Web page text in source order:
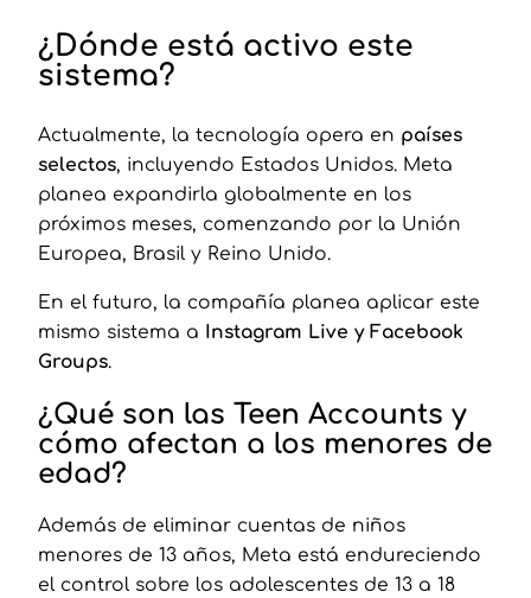
¿Dónde está activo este
sistema?
Actualmente, la tecnología opera en países
selectos, incluyendo Estados Unidos. Meta
planea expandirla globalmente en los
próximos meses, comenzando por la Unión
Europea, Brasil y Reino Unido.
En el futuro, la compañía planea aplicar este
mismo sistema a Instagram Live y Facebook
Groups.
¿Qué son las Teen Accounts y
cómo afectan a los menores de
edad?
Además de eliminar cuentas de niños
menores de 13 años, Meta está endureciendo
el control sobre los adolescentes de 13 a 18